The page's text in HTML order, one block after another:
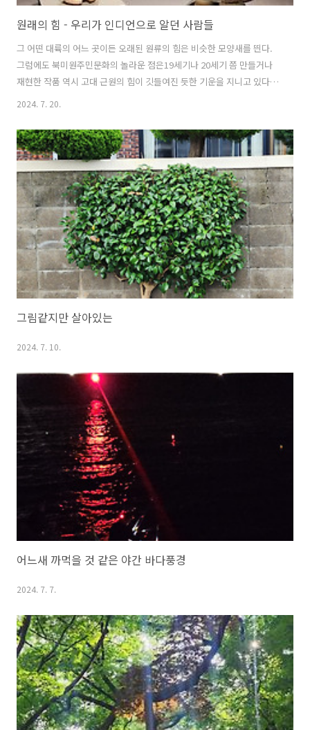
원래의 힘 - 우리가 인디언으로 알던 사람들
그 어떤 대륙의 어느 곳이든 오래된 원류의 힘은 비슷한 모양새를 띈다.
그럼에도 북미원주민문화의 놀라운 점은19세기나 20세기 쯤 만들거나
재현한 작품 역시 고대 근원의 힘이 깃들여진 듯한 기운을 지니고 있다는
점이다.
2024. 7. 20.
그림같지만 살아있는
2024. 7. 10.
어느새 까먹을 것 같은 야간 바다풍경
2024. 7. 7.